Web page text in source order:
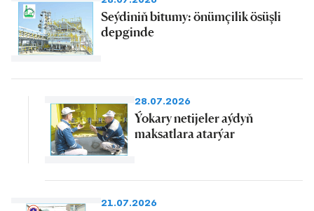
Seýdiniň bitumy: önümçilik ösüşli
depginde
28.07.2026
Ýokary netijeler aýdyň
maksatlara atarýar
21.07.2026